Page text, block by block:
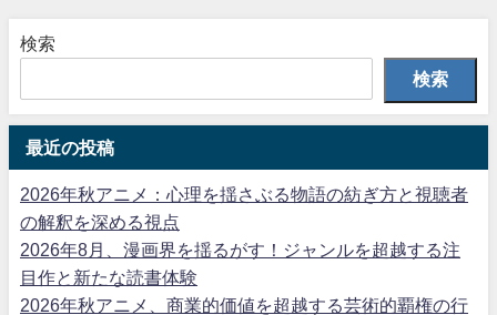
検索
検索
最近の投稿
2026年秋アニメ：心理を揺さぶる物語の紡ぎ方と視聴者
の解釈を深める視点
2026年8月、漫画界を揺るがす！ジャンルを超越する注
目作と新たな読書体験
2026年秋アニメ、商業的価値を超越する芸術的覇権の行